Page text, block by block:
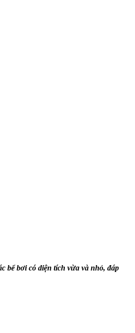
bể bơi có diện tích vừa và nhỏ, đáp